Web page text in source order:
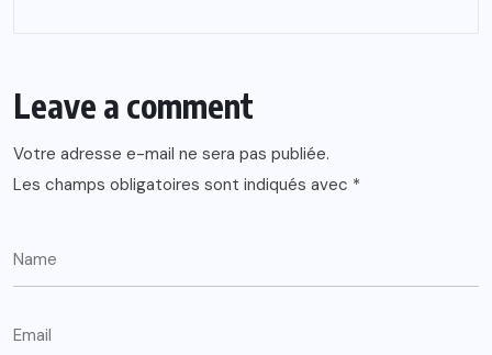
Leave a comment
Votre adresse e-mail ne sera pas publiée.
Les champs obligatoires sont indiqués avec *